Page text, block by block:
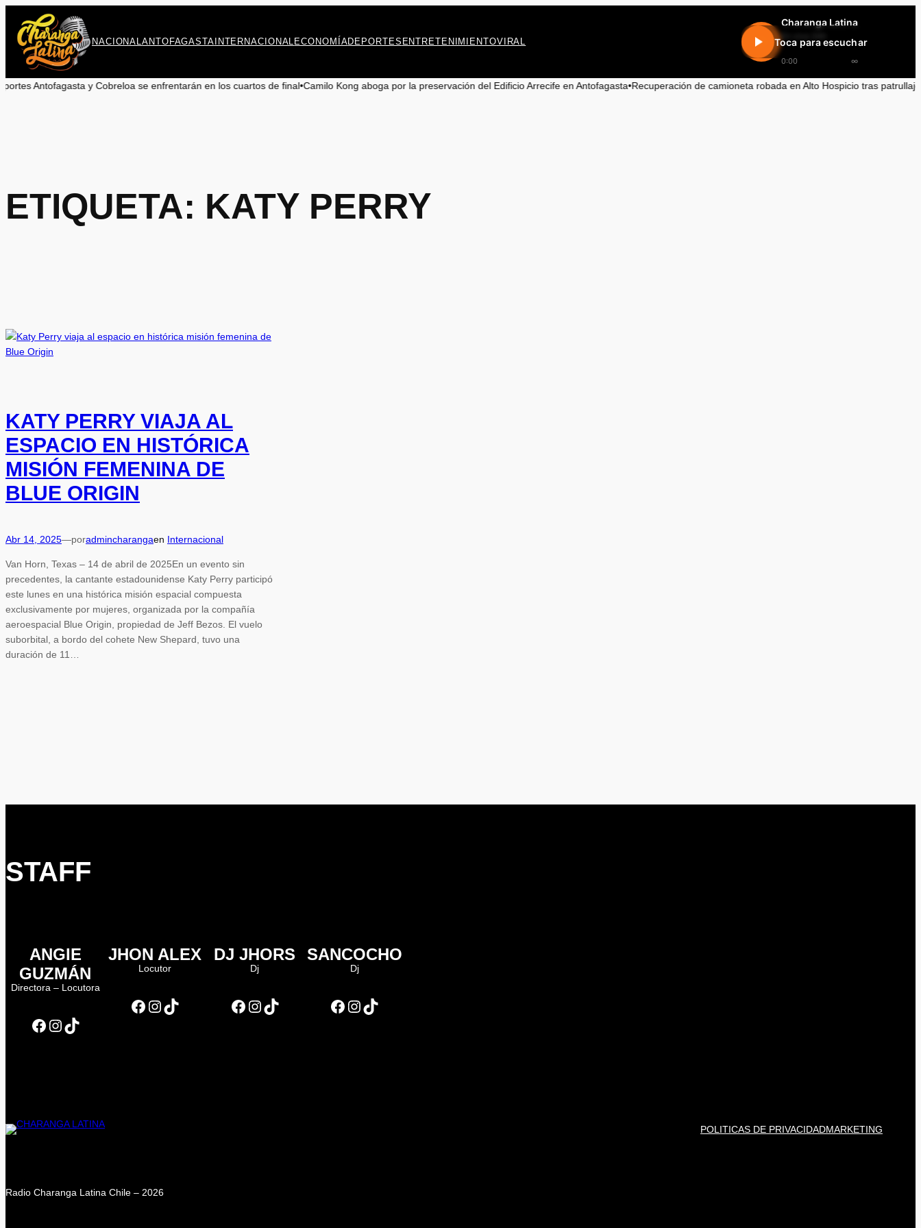
contenido
NACIONALANTOFAGASTA INTERNACIONAL ECONOMÍADEPORTES ENTRETENIMIENTOVIRAL
Charanga Latina
En vivo 24h
0:00 ∞
Toca para escuchar
y Cobreloa se enfrentarán en los cuartos de final•Camilo Kong aboga por la preservación del Edificio Arrecife en Antofagasta•Recuperación de camioneta robada en Alto Hospicio tras patrullaje en María
ETIQUETA: KATY PERRY
KATY PERRY VIAJA AL
ESPACIO EN HISTÓRICA
MISIÓN FEMENINA DE
BLUE ORIGIN
Abr 14, 2025—poradmincharangaen Internacional
Van Horn, Texas – 14 de abril de 2025En un evento sin
precedentes, la cantante estadounidense Katy Perry participó
este lunes en una histórica misión espacial compuesta
exclusivamente por mujeres, organizada por la compañía
aeroespacial Blue Origin, propiedad de Jeff Bezos. El vuelo
suborbital, a bordo del cohete New Shepard, tuvo una
duración de 11…
STAFF
ANGIE
GUZMÁN
Directora – Locutora
Facebook Instagram TikTok
JHON ALEX
Locutor
Facebook Instagram TikTok
DJ JHORS
Dj
Facebook Instagram TikTok
SANCOCHO
Dj
Facebook Instagram TikTok
POLITICAS DE PRIVACIDADMARKETING
Radio Charanga Latina Chile – 2026